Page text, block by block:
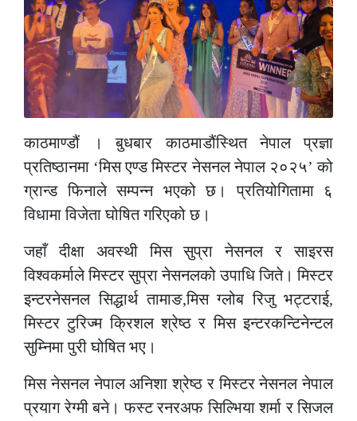
काठमाण्डौं । बुधबार काठमाडौंस्थित नेपाल प्रज्ञा
प्रतिष्ठानमा ‘मिस एण्ड मिस्टर नेसनल नेपाल २०२५’ को
ग्रान्ड फिनाले सम्पन्न भएको छ। प्रतियोगितामा ६
विधामा विजेता घोषित गरिएको छ।
जहाँ दीक्षा अवस्थी मिस सुप्रा नेसनल र साइरस
विश्वकर्माले मिस्टर सुप्रा नेसनलको उपाधि जिते। मिस्टर
इन्टरनेसनल सिद्धार्थ तामाङ,मिस ग्लोब रिजु भट्टराई,
मिस्टर टुरिज्म क्रिशल श्रेष्ठ र मिस इन्टरकन्टिनेन्टल
सुम्निमा पुरी घोषित भए।
मिस नेसनल नेपाल अनिशा श्रेष्ठ र मिस्टर नेसनल नेपाल
प्रयाग रेग्मी बने। फस्ट रनरअफ सिल्भिया शर्मा र सिजल